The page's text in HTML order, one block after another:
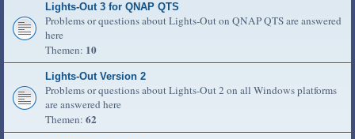
Lights-Out 3 for QNAP QTS
Problems or questions about Lights-Out on QNAP QTS are answered
here
Themen: 10
Lights-Out Version 2
Problems or questions about Lights-Out 2 on all Windows platforms
are answered here
Themen: 62